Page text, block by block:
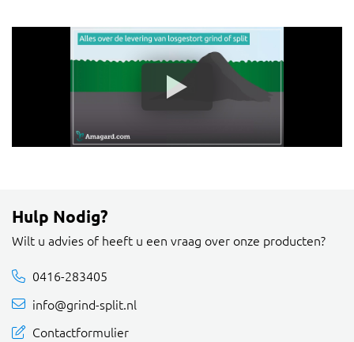
Hulp Nodig?
Wilt u advies of heeft u een vraag over onze producten?
0416-283405
info@grind-split.nl
Contactformulier